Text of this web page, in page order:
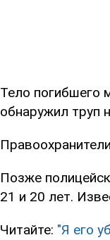
Тело погибшего
обнаружил труп
Позже
21 и 20 лет.
Читайте: "Я его